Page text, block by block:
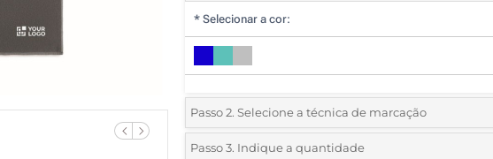
* Selecionar a cor:
Passo 2. Selecione a técnica de marcação
*Selecione o tipo de marcação e as cores do logotipo:
Passo 3. Indique a quantidade